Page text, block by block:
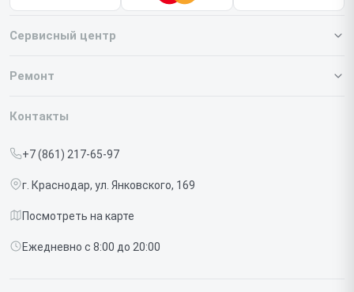
Сервисный центр
О нашем сервисе
Срочный ремонт
Доставка и способы оплаты
Диагностика
Контакты
Ремонт
Iphone
Контакты
+7 (861) 217-65-97
г. Краснодар, ул. Янковского, 169
Посмотреть на карте
Ежедневно с 8:00 до 20:00